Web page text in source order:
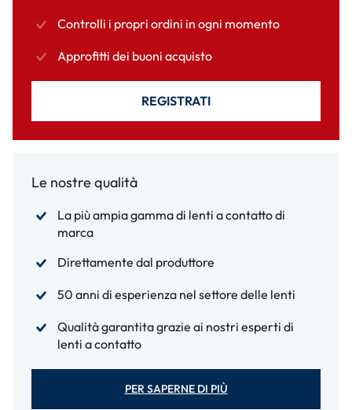
Controlli i propri ordini in ogni momento
Approfitti dei buoni acquisto
REGISTRATI
Le nostre qualità
La più ampia gamma di lenti a contatto di
marca
Direttamente dal produttore
50 anni di esperienza nel settore delle lenti
Qualità garantita grazie ai nostri esperti di
lenti a contatto
PER SAPERNE DI PIÙ